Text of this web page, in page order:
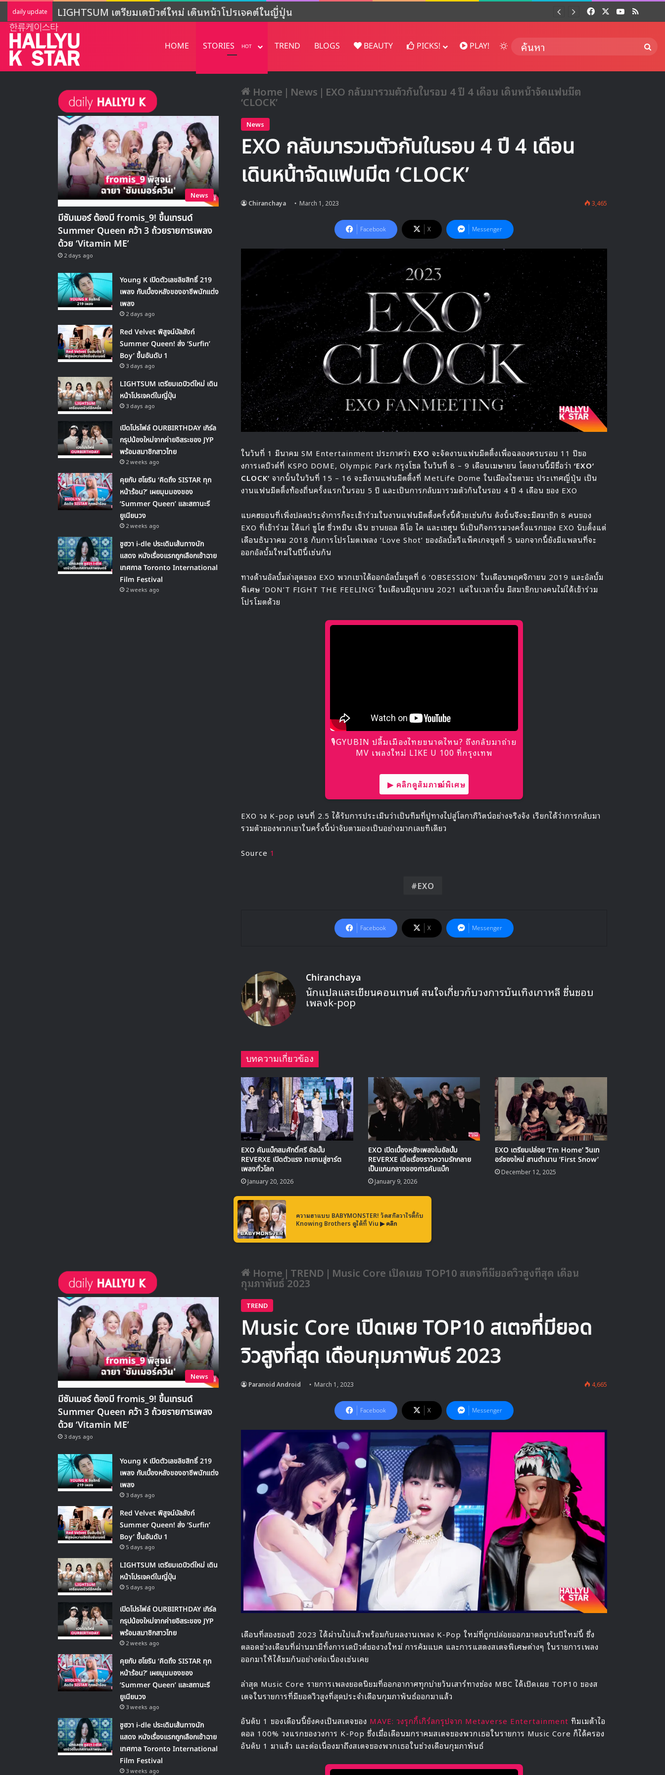
daily update LIGHTSUM เตรียมเดบิวต์ใหม่ เดินหน้าโปรเจคต์ในญี่ปุ่น FacebookYouTube
RSS
HOME STORIES HOT TREND BLOGS BEAUTY PICKS! PLAY! Switch skin
Home | News | EXO กลับมารวมตัวกันในรอบ 4 ปี 4 เดือน เดินหน้าจัดแฟนมีต
‘CLOCK’
News
EXO กลับมารวมตัวกันในรอบ 4 ปี 4 เดือน
เดินหน้าจัดแฟนมีต ‘CLOCK’
Chiranchaya March 1, 2023 3,465
Facebook X Messenger
ในวันที่ 1 มีนาคม SM Entertainment ประกาศว่า EXO จะจัดงานแฟนมีตติ้งเพื่อฉลองครบรอบ 11 ปีขอ
งการเดบิวต์ที่ KSPO DOME, Olympic Park กรุงโซล ในวันที่ 8 – 9 เดือนเมษายน โดยงานนี้มีชื่อว่า ‘EXO’
CLOCK’ จากนั้นในวันที่ 15 – 16 จะมีงานแฟนมีตติ้งที่ MetLife Dome ในเมืองไซตามะ ประเทศญี่ปุ่น เป็น
งานแฟนมีตติ้งท้องถิ่นครั้งแรกในรอบ 5 ปี และเป็นการกลับมารวมตัวกันในรอบ 4 ปี 4 เดือน ของ EXO
แบคฮยอนที่เพิ่งปลดประจำการก็จะเข้าร่วมในงานแฟนมีตติ้งครั้งนี้ด้วยเช่นกัน ดังนั้นจึงจะมีสมาชิก 8 คนของ
EXO ที่เข้าร่วม ได้แก่ ซูโฮ ซิ่วหมิน เฉิน ชานยอล ดีโอ ไค และเซฮุน นี่เป็นกิจกรรมวงครั้งแรกของ EXO นับตั้งแต่
เดือนธันวาคม 2018 กับการโปรโมตเพลง ‘Love Shot’ ของอัลบั้มรีแพ็คเกจชุดที่ 5 นอกจากนี้ยังมีแพลนที่จะ
ออกอัลบั้มใหม่ในปีนี้เช่นกัน
ทางด้านอัลบั้มล่าสุดของ EXO พวกเขาได้ออกอัลบั้มชุดที่ 6 ‘OBSESSION’ ในเดือนพฤศจิกายน 2019 และอัลบั้ม
พิเศษ ‘DON’T FIGHT THE FEELING’ ในเดือนมิถุนายน 2021 แต่ในเวลานั้น มีสมาชิกบางคนไม่ได้เข้าร่วม
โปรโมตด้วย
🎙GYUBIN ปลื้มเมืองไทยขนาดไหน? ถึงกลับมาถ่าย
MV เพลงใหม่ LIKE U 100 ที่กรุงเทพ
▶ คลิกดูสัมภาษณ์พิเศษ
EXO วง K-pop เจนที่ 2.5 ได้รับการประเมินว่าเป็นทีมที่ปูทางไปสู่โลกาภิวัตน์อย่างจริงจัง เรียกได้ว่าการกลับมา
รวมตัวของพวกเขาในครั้งนี้น่าจับตามองเป็นอย่างมากเลยทีเดียว
Source 1
EXO
Facebook X Messenger
Chiranchaya
นักแปลและเขียนคอนเทนต์ สนใจเกี่ยวกับวงการบันเทิงเกาหลี ชื่นชอบ
เพลงk-pop
บทความเกี่ยวข้อง
EXO คัมแบ็กสมศักดิ์ศรี อัลบั้ม
REVERXE เปิดตัวแรง ทะยานสู่ชาร์ต
เพลงทั่วโลก
January 20, 2026
EXO เปิดเบื้องหลังเพลงในอัลบั้ม
REVERXE เมื่อเรื่องราวความรักกลาย
เป็นแกนกลางของการคัมแบ็ก
January 9, 2026
EXO เตรียมปล่อย ‘I’m Home’ วินเท
อร์ซองใหม่ สานตำนาน ‘First Snow’
December 12, 2025
News
มีซัมเมอร์ ต้องมี fromis_9! ขึ้นเทรนด์
Summer Queen คว้า 3 ถ้วยรายการเพลง
ด้วย ‘Vitamin ME’
2 days ago
Young K เปิดตัวเลขลิขสิทธิ์ 219
เพลง กับเบื้องหลังของอาชีพนักแต่ง
เพลง
2 days ago
Red Velvet พิสูจน์บัลลังก์
Summer Queen! ส่ง ‘Surfin’
Boy’ ขึ้นอันดับ 1
3 days ago
LIGHTSUM เตรียมเดบิวต์ใหม่ เดิน
หน้าโปรเจคต์ในญี่ปุ่น
3 days ago
เปิดโปรไฟล์ OURBIRTHDAY เกิร์ล
กรุปน้องใหม่จากค่ายอิสระของ JYP
พร้อมสมาชิกสาวไทย
2 weeks ago
คุยกับ ฮโยริน ‘คิดถึง SISTAR ทุก
หน้าร้อน?’ เผยมุมมองของ
‘Summer Queen’ และสถานะรี
ยูเนียนวง
2 weeks ago
ชูฮวา i-dle ประเดิมเส้นทางนัก
แสดง หนังเรื่องแรกถูกเลือกเข้าฉาย
เทศกาล Toronto International
Film Festival
2 weeks ago
ความฮาแบบ BABYMONSTER! วัดสกิลวาไรตี้กับ
Knowing Brothers ดูได้ที่ Viu ▶ คลิก